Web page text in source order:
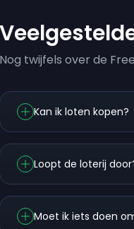
Nog twijfels over de
Kan ik loten kopen?
Loopt de loterij
Moet ik iets doen